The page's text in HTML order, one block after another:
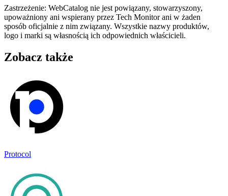
Zastrzeżenie: WebCatalog nie jest powiązany, stowarzyszony,
upoważniony ani wspierany przez Tech Monitor ani w żaden
sposób oficjalnie z nim związany. Wszystkie nazwy produktów,
logo i marki są własnością ich odpowiednich właścicieli.
Zobacz także
Protocol